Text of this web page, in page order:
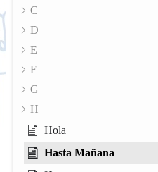
C
D
E
F
G
H
Hola
Hasta Mañana